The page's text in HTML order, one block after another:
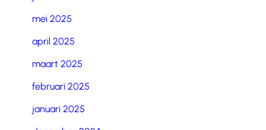
mei 2025
april 2025
maart 2025
februari 2025
januari 2025